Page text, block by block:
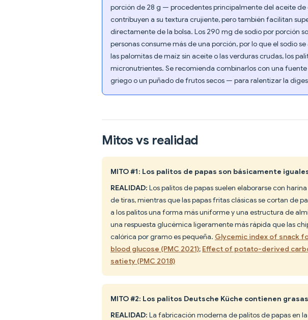
porción de 28 g — procedentes principalmente del aceite
contribuyen a su textura crujiente, pero también facilitan
directamente de la bolsa. Los 290 mg de sodio por porción
personas consume más de una porción, por lo que el sodio
las palomitas de maíz sin aceite o las verduras crudas, los
micronutrientes. Se recomienda combinarlos con una
griego o un puñado de frutos secos — para ralentizar la
Mitos vs realidad
MITO #1: Los palitos de papas son básicamente
REALIDAD: Los palitos de papas suelen elaborarse con
de tiras, mientras que las papas fritas clásicas se cortan de
a los palitos una forma más uniforme y una estructura de
una respuesta glucémica ligeramente más rápida que las
calórica por gramo es pequeña. Glycemic index of snack
blood glucose (PMC 2021); Effect of potato-derived
satiety (PMC 2018)
MITO #2: Los palitos Deutsche Küche contienen
REALIDAD: La fabricación moderna de palitos de papas en